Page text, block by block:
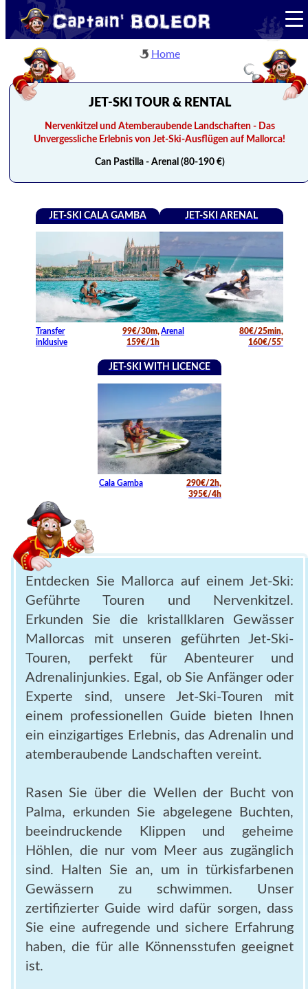
Home
JET-SKI TOUR & RENTAL
Nervenkitzel und Atemberaubende Landschaften - Das
Unvergessliche Erlebnis von Jet-Ski-Ausflügen auf Mallorca!
Can Pastilla - Arenal (80-190 €)
JET-SKI CALA GAMBA
Transfer
inklusive
99€/30m,
159€/1h
JET-SKI ARENAL
Arenal
80€/25min,
160€/55'
JET-SKI WITH LICENCE
Cala Gamba
290€/2h,
395€/4h
Entdecken Sie Mallorca auf einem Jet-Ski:
Geführte Touren und Nervenkitzel.
Erkunden Sie die kristallklaren Gewässer
Mallorcas mit unseren geführten Jet-Ski-
Touren, perfekt für Abenteurer und
Adrenalinjunkies. Egal, ob Sie Anfänger oder
Experte sind, unsere Jet-Ski-Touren mit
einem professionellen Guide bieten Ihnen
ein einzigartiges Erlebnis, das Adrenalin und
atemberaubende Landschaften vereint.
Rasen Sie über die Wellen der Bucht von
Palma, erkunden Sie abgelegene Buchten,
beeindruckende Klippen und geheime
Höhlen, die nur vom Meer aus zugänglich
sind. Halten Sie an, um in türkisfarbenen
Gewässern zu schwimmen. Unser
zertifizierter Guide wird dafür sorgen, dass
Sie eine aufregende und sichere Erfahrung
haben, die für alle Könnensstufen geeignet
ist.